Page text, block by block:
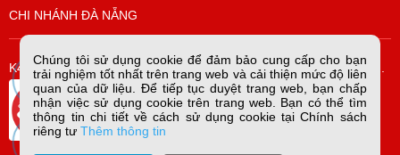
CHI NHÁNH ĐÀ NẴNG
K42/H2/14 Tiểu La, P. Hòa Cường Bắc, Q. Hải Châu, TP. Đà Nẵng.
Chúng tôi sử dụng cookie để đảm bảo cung cấp cho bạn
trải nghiệm tốt nhất trên trang web và cải thiện mức độ liên
quan của dữ liệu. Để tiếp tục duyệt trang web, bạn chấp
nhận việc sử dụng cookie trên trang web. Bạn có thể tìm
thông tin chi tiết về cách sử dụng cookie tại Chính sách
riêng tưThêm thông tin